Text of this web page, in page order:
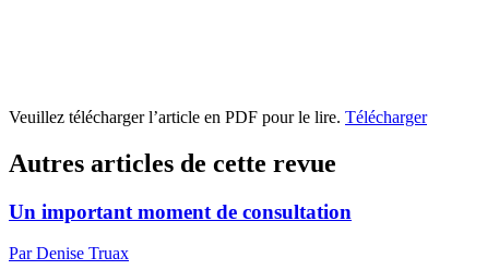
Veuillez télécharger l’article en PDF pour le lire. Télécharger
Autres articles de cette revue
Un important moment de consultation
Par Denise Truax